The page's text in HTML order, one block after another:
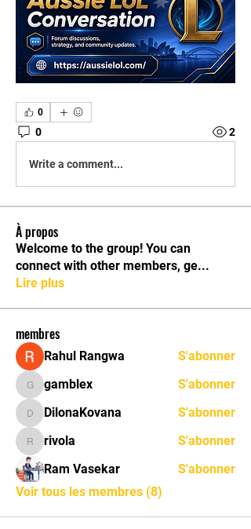
0
0 2
Write a comment...
À propos
Welcome to the group! You can
connect with other members, ge...
Lire plus
membres
Rahul Rangwa S'abonner
gamblex
gamblex S'abonner
DilonaKovana
DilonaKovana S'abonner
rivolarivola
S'abonner
Ram Vasekar
S'abonner
Voir tous les membres (8)